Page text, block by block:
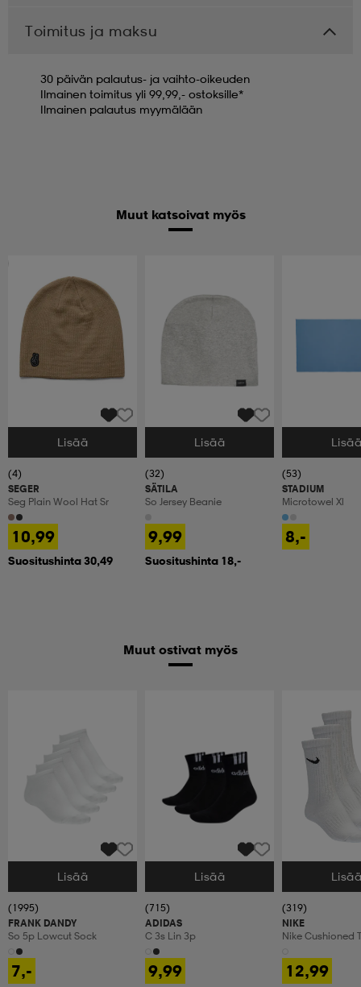
Toimitus ja maksu
30 päivän palautus- ja vaihto-oikeuden
Ilmainen toimitus yli 99,99,- ostoksille*
Ilmainen palautus myymälään
Muut katsoivat myös
Valitse Koko
Lisää
(4)
SEGER
Seg Plain Wool Hat Sr
10,99
Suositushinta 30,49
Valitse Koko
Lisää
(32)
SÄTILA
So Jersey Beanie
9,99
Suositushinta 18,-
Valitse Koko
(53)
STADIUM
Microtowel Xl
8,-
Muut ostivat myös
Valitse Koko
Lisää
(1995)
FRANK DANDY
So 5p Lowcut Sock
7,-
Valitse Koko
Lisää
(715)
ADIDAS
C 3s Lin 3p
9,99
Valitse Koko
(319)
NIKE
Nike Cushioned
12,99